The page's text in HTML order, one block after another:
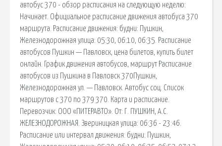
автобус 370 - обзор расписания на следующую неделю:
Начинает. Официальное расписание движения автобуса 370
маршрута. Расписание движения: будни: Пушкин,
Железнодорожная улица: 05:30, 06:10, 06:35. Расписание
автобусов Пушкин — Павловск, цена билетов, купить билет
онлайн. График движения автобусов, маршрут Расписание
автобусов из Пушкина в Павловск 370Пушкин,
Железнодорожная ул. — Павловск. Автобус соц. Список
маршрутов с 370 по 379 370. Карта и расписание.
Перевозчик: ООО «ПИТЕРАВТО». От: Г. ПУШКИН, А.С.
ЖЕЛЕЗНОДОРОЖНАЯ. Звериницкая улица: 06:36 - 23:46.
Расписание или интервал движения: будни: Пушкин,